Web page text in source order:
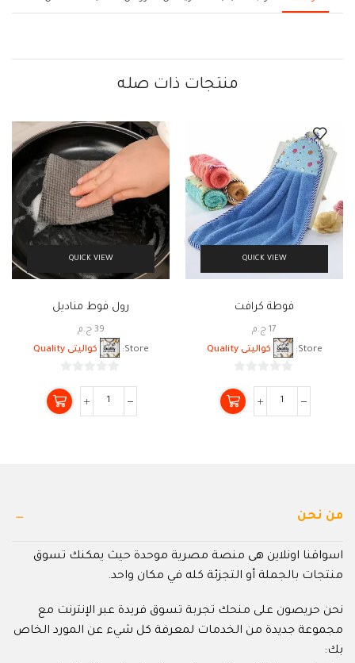
منتجات ذات صله
QUICK VIEW
فوطة كرافت
17 ج.م
Store:
كواليتى Quality
من
5
QUICK VIEW
رول فوط مناديل
39 ج.م
Store:
كواليتى Quality
من
5
من نحن
اسواقنا اونلاين هى منصة مصرية موحدة حيث يمكنك تسوق
منتجات بالجملة أو التجزئة كله في مكان واحد.
نحن حريصون على منحك تجربة تسوق فريدة عبر الإنترنت مع
مجموعة جديدة من الخدمات لمعرفة كل شيء عن المورد الخاص
بك: